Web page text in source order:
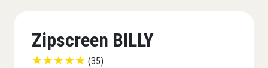
Zipscreen BILLY
★★★★★ (35)